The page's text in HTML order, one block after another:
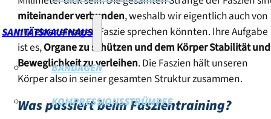
SANITÄTSKAUFHAUS
BANDAGEN
KOMPRESSIONSSTRÜMPFE
miteinander verbunden, weshalb wir eigentlich auch von
nur einer einzigen Faszie sprechen könnten. Ihre Aufgabe
ist es,Organe zu schützenund dem Körper Stabilität und
Beweglichkeit zu verleihen. Die Faszien hält unseren
Körper also in seiner gesamten Struktur zusammen.
Was passiert beim Faszientraining?